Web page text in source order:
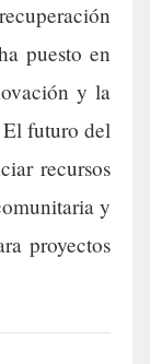
puesto en
y la
futuro del
recursos
y
proyectos